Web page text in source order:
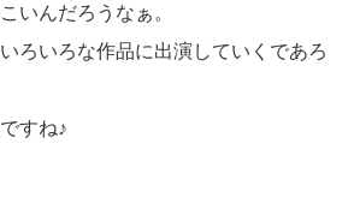
いんだろうなぁ。
ろいろな作品に出演していくであろ
すね♪